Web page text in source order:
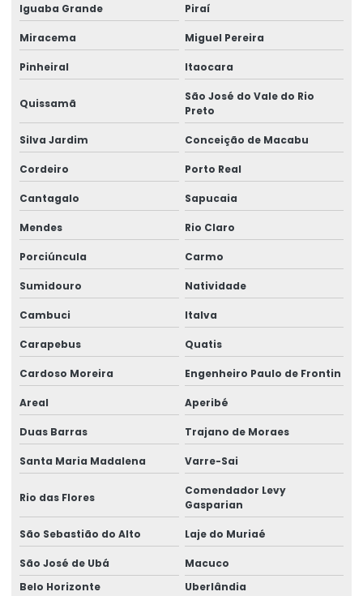
Iguaba Grande Piraí
Miracema Miguel Pereira
Pinheiral Itaocara
Quissamã
São José do Vale do Rio
Preto
Silva Jardim Conceição de Macabu
Cordeiro Porto Real
Cantagalo Sapucaia
Mendes Rio Claro
Porciúncula Carmo
Sumidouro Natividade
Cambuci Italva
Carapebus Quatis
Cardoso Moreira Engenheiro Paulo de Frontin
Areal Aperibé
Duas Barras Trajano de Moraes
Santa Maria Madalena Varre-Sai
Rio das Flores
Comendador Levy
Gasparian
São Sebastião do Alto Laje do Muriaé
São José de Ubá
Macuco
Belo Horizonte
Uberlândia